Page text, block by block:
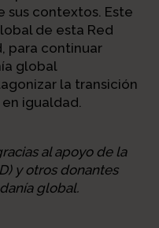
sus contextos. Este
de esta Red
para continuar
global
la transición
igualdad.
al apoyo de la
y otros donantes
global.